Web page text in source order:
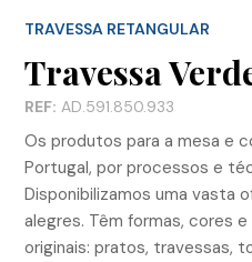
TRAVESSA RETANGULAR
Travessa
REF: AD.591.850.933
Os produtos para a mesa e
Portugal, por processos e
Disponibilizamos uma vasta
alegres. Têm formas, cores
originais: pratos, travessas,